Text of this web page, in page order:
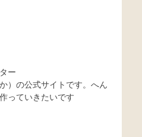
ー
）の公式サイトです。へん
っていきたいです